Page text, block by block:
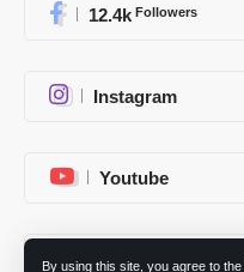
By using this site, you agree to the
12.4k Followers
Instagram
Youtube
Telegram